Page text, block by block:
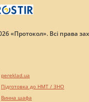
«Протокол». Всі права
pereklad.ua
Підготовка до НМТ / ЗНО
Винна шафа